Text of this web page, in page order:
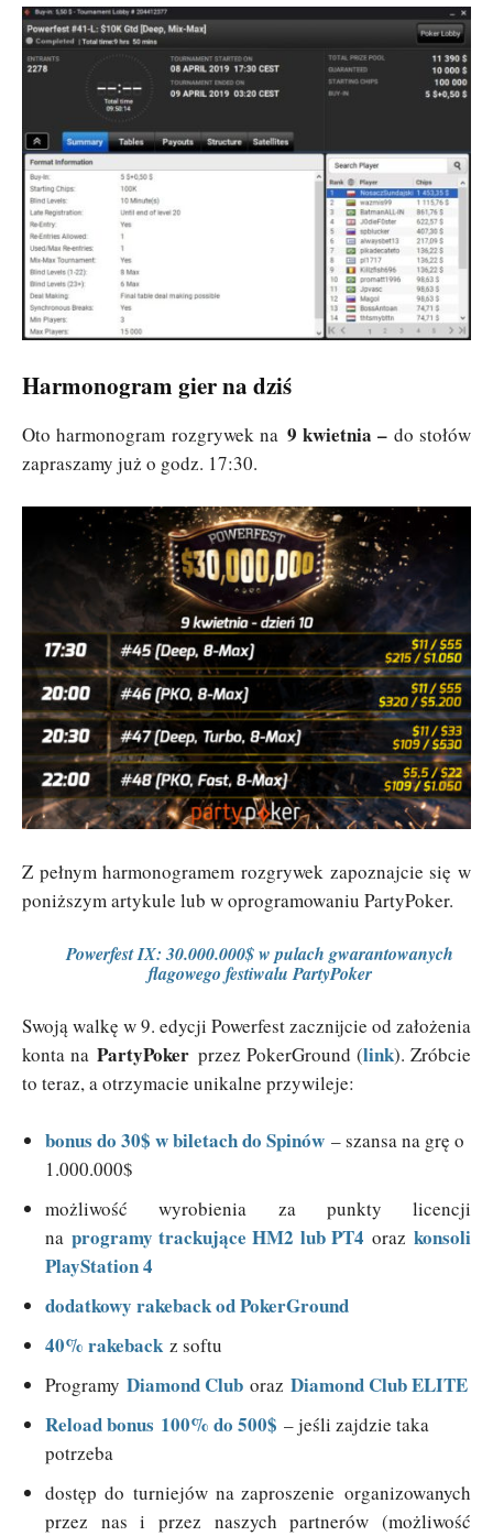
Harmonogram gier na dziś
Oto harmonogram rozgrywek na 9 kwietnia – do stołów
zapraszamy już o godz. 17:30.
Z pełnym harmonogramem rozgrywek zapoznajcie się w
poniższym artykule lub w oprogramowaniu PartyPoker.
Powerfest IX: 30.000.000$ w pulach gwarantowanych
flagowego festiwalu PartyPoker
Swoją walkę w 9. edycji Powerfest zacznijcie od założenia
konta naPartyPoker przez PokerGround (link). Zróbcie
to teraz, a otrzymacie unikalne przywileje:
bonus do 30$ w biletach do Spinów – szansa na grę o
1.000.000$
możliwość wyrobienia za punkty licencji
naprogramy trackujące HM2 lub PT4 orazkonsoli
PlayStation 4
dodatkowy rakeback od PokerGround
40% rakeback z softu
Programy Diamond Club oraz Diamond Club ELITE
Reload bonus 100% do 500$ – jeśli zajdzie taka
potrzeba
dostęp do turniejów na zaproszenie organizowanych
przez nas i przez naszych partnerów (możliwość